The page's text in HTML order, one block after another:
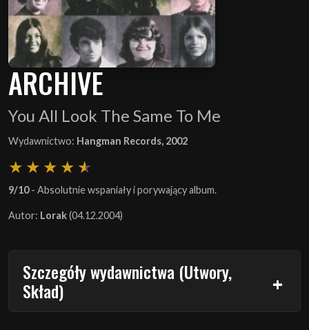
ARCHIVE
You All Look The Same To Me
Wydawnictwo: Hangman Records, 2002
9/10- Absolutnie wspaniały i porywający album.
Autor: Lorak(04.12.2004)
Szczegóły wydawnictwa (Utwory,
Skład)